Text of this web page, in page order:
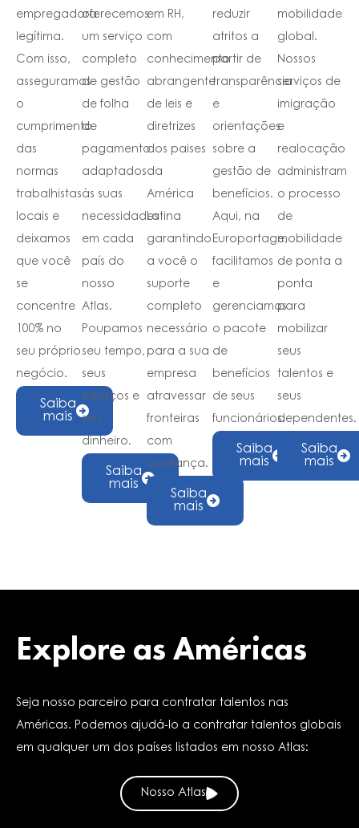
empregadora
legítima.
Com isso,
asseguramos
o
cumprimento
das
normas
trabalhistas
locais e
deixamos
que você
se
concentre
100% no
seu próprio
negócio.
Saiba
mais
oferecemos
um serviço
completo
de gestão
de folha
de
pagamento
adaptados
às suas
necessidades
em cada
país do
nosso
Atlas.
Poupamos
seu tempo,
seus
esforços e
seu
dinheiro.
Saiba
mais
em RH,
com
conhecimento
abrangente
de leis e
diretrizes
dos paises
da
América
Latina
garantindo
a você o
suporte
completo
necessário
para a sua
empresa
atravessar
fronteiras
com
confiança.
Saiba
mais
reduzir
atritos a
partir de
transparência
e
orientações
sobre a
gestão de
benefícios.
Aqui, na
Europortage,
facilitamos
e
gerenciamos
o pacote
de
benefícios
de seus
funcionários.
Saiba
mais
mobilidade
global.
Nossos
serviços de
imigração
e
realocação
administram
o processo
de
mobilidade
de ponta a
ponta
para
mobilizar
seus
talentos e
seus
dependentes.
Saiba
mais
Explore as Américas
Seja nosso parceiro para contratar talentos nas
Américas. Podemos ajudá-lo a contratar talentos globais
em qualquer um dos países listados em nosso Atlas:
Nosso Atlas